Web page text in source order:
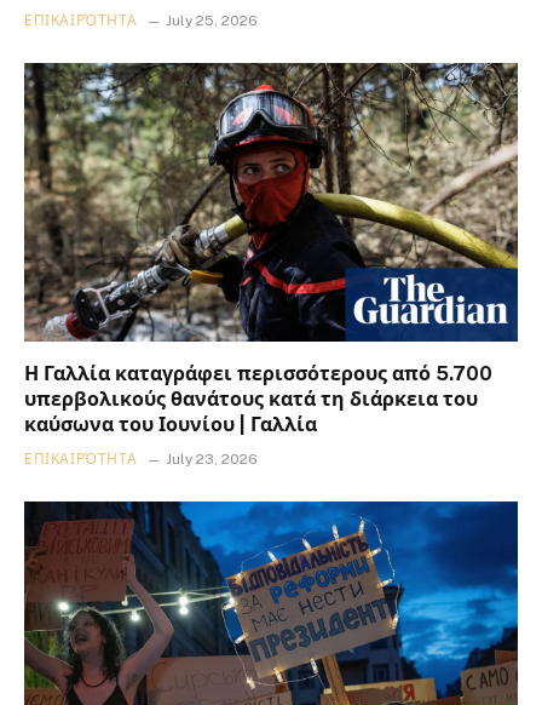
ΕΠΙΚΑΙΡΌΤΗΤΑ July 25, 2026
Η Γαλλία καταγράφει περισσότερους από 5.700
υπερβολικούς θανάτους κατά τη διάρκεια του
καύσωνα του Ιουνίου | Γαλλία
ΕΠΙΚΑΙΡΌΤΗΤΑ July 23, 2026